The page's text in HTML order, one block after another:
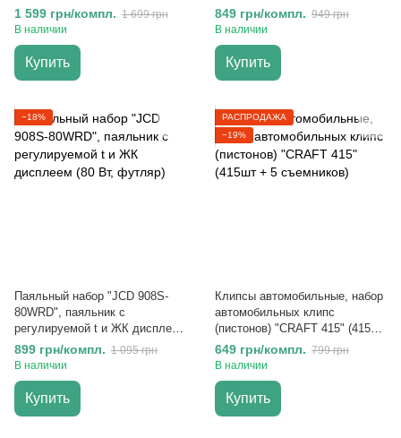
деталей салона автомобиля
1 599 грн/компл. 1 699 грн
В наличии
Купить
деталей салона автомобиля
849 грн/компл. 949 грн
В наличии
Купить
−18%
Паяльный набор "JCD 908S-
80WRD", паяльник с
регулируемой t и ЖК дисплеем
(80 Вт, футляр)
899 грн/компл. 1 095 грн
В наличии
Купить
РАСПРОДАЖА
−19%
Клипсы автомобильные, набор
автомобильных клипс
(пистонов) "CRAFT 415" (415шт
+ 5 съемников)
649 грн/компл. 799 грн
В наличии
Купить